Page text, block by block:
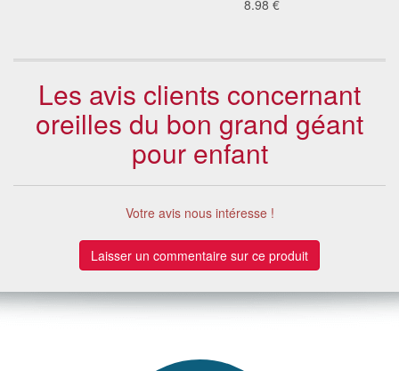
8.98 €
Les avis clients concernant
oreilles du bon grand géant
pour enfant
Votre avis nous intéresse !
Laisser un commentaire sur ce produit